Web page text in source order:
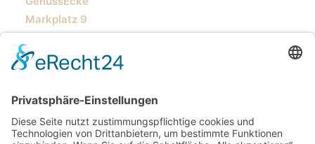
Markplatz 9
64673 Zwingenberg
Zahlungsmethoden
Widerruf